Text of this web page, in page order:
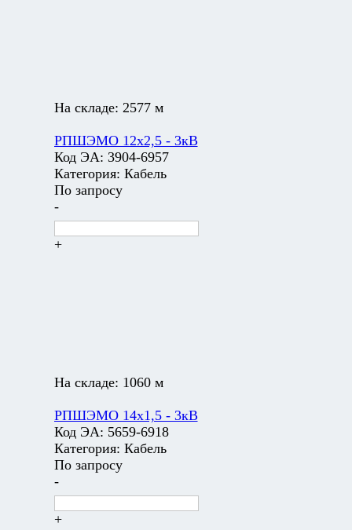
На складе: 2577 м
РПШЭМО 12х2,5 - 3кВ
Код ЭА: 3904-6957
Категория: Кабель
По запросу
-
+
На складе: 1060 м
РПШЭМО 14х1,5 - 3кВ
Код ЭА: 5659-6918
Категория: Кабель
По запросу
-
+